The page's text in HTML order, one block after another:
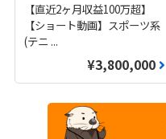
【直近2ヶ月収益100万超】
【ショート動画】スポーツ系
(テニ ...
¥3,800,000